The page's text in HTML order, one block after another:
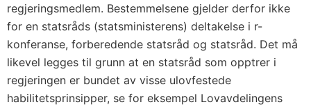
regjeringsmedlem. Bestemmelsene gjelder derfor ikke
for en statsråds (statsministerens) deltakelse i r-
konferanse, forberedende statsråd og statsråd. Det må
likevel legges til grunn at en statsråd som opptrer i
regjeringen er bundet av visse ulovfestede
habilitetsprinsipper, se for eksempel Lovavdelingens